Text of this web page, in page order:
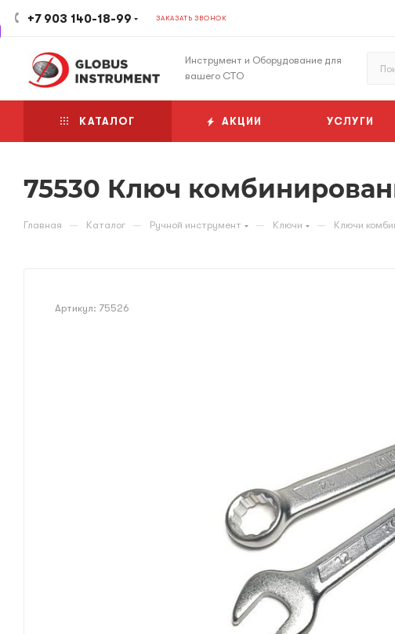
+7 903 140-18-99 ЗАКАЗАТЬ ЗВОНОК
Инструмент и Оборудование для
вашего СТО
КАТАЛОГ АКЦИИ УСЛУГИ
75530 Ключ
Главная — Каталог — Ручной инструмент — Ключи — Ключи
Артикул: 75526